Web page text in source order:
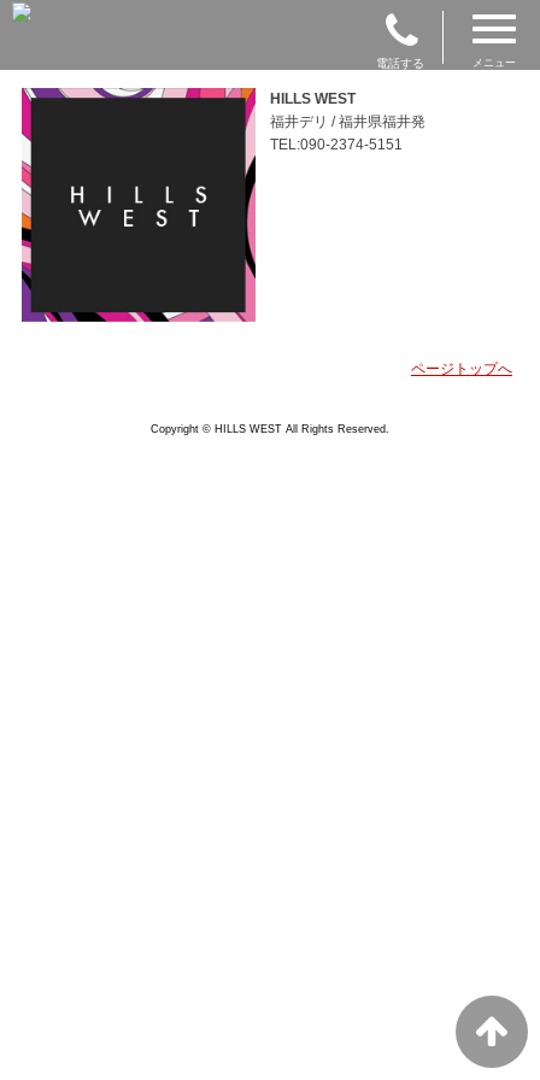
電話する メニュー
HILLS WEST
福井デリ / 福井県福井発
TEL:090-2374-5151
ページトップへ
Copyright © HILLS WEST All Rights Reserved.